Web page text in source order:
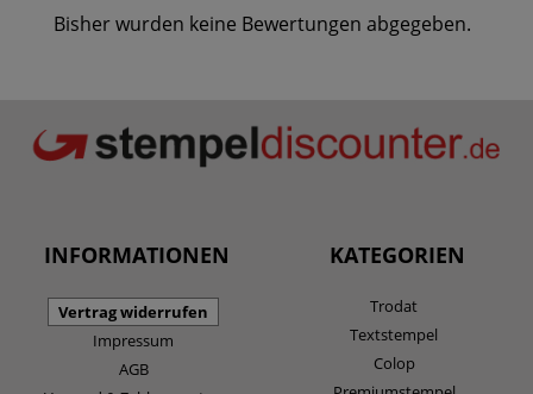
Bisher wurden keine Bewertungen abgegeben.
INFORMATIONEN
Vertrag widerrufen
Impressum
AGB
KATEGORIEN
Trodat
Textstempel
Colop